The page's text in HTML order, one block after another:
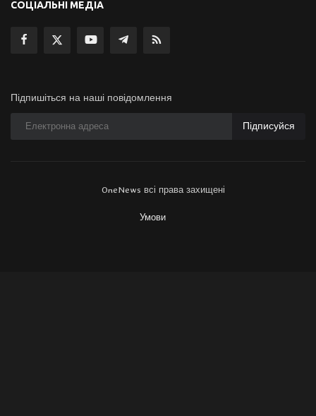
СОЦІАЛЬНІ МЕДІА
Підпишіться на наші повідомлення
Підписуйся
OneNews всі права захищені
Умови